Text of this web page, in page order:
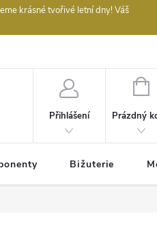
krásné tvořivé letní dny! Váš
Přihlášení
Prázdný
Bižuterie